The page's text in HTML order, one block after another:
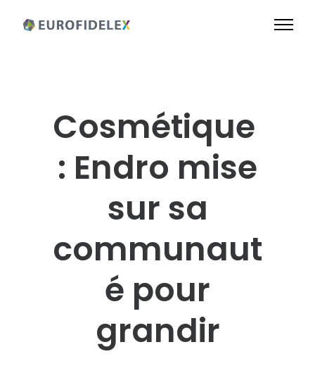
Cosmétique
: Endro mise
sur sa
communaut
é pour
grandir